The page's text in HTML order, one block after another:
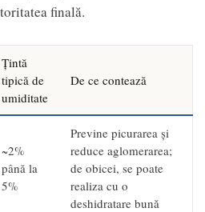
finală.
Țintă
tipică de
umiditate
De ce contează
~2%
până la
5%
Previne picurarea și
reduce aglomerarea;
de obicei, se poate
realiza cu o
deshidratare bună